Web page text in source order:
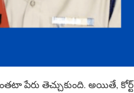
పేరు తెచ్చుకుంది. అయితే, కోర్ట్